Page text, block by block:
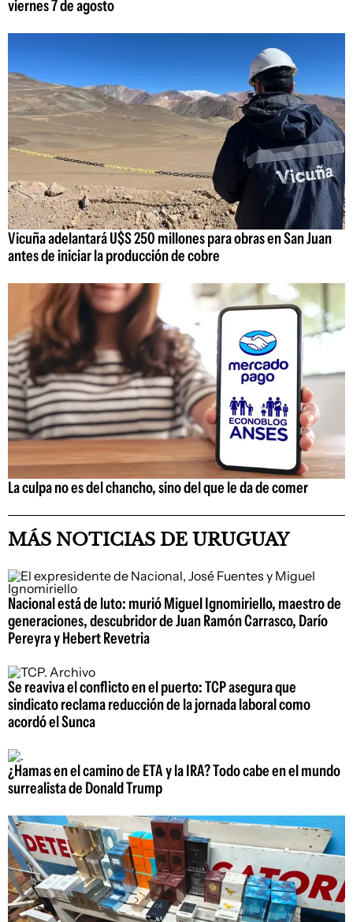
viernes 7 de agosto
Vicuña adelantará U$S 250 millones para obras en San Juan
antes de iniciar la producción de cobre
La culpa no es del chancho, sino del que le da de comer
MÁS NOTICIAS DE URUGUAY
Nacional está de luto: murió Miguel Ignomiriello, maestro de
generaciones, descubridor de Juan Ramón Carrasco, Darío
Pereyra y Hebert Revetria
Se reaviva el conflicto en el puerto: TCP asegura que
sindicato reclama reducción de la jornada laboral como
acordó el Sunca
¿Hamas en el camino de ETA y la IRA? Todo cabe en el mundo
surrealista de Donald Trump